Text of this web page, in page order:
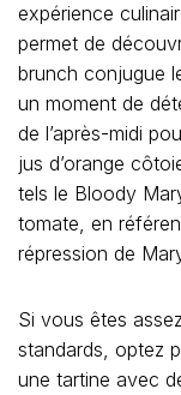
expérience
permet de
brunch conjugue
un moment de
de l’après-midi
jus d’orange
tels le Bloody
tomate, en
répression de
Si vous êtes
standards, optez
une tartine avec